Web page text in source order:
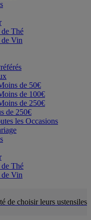
Thé
Vin
de 50€
de 100€
de 250€
de 250€
les Occasions
Thé
Vin
de choisir leurs ustensiles